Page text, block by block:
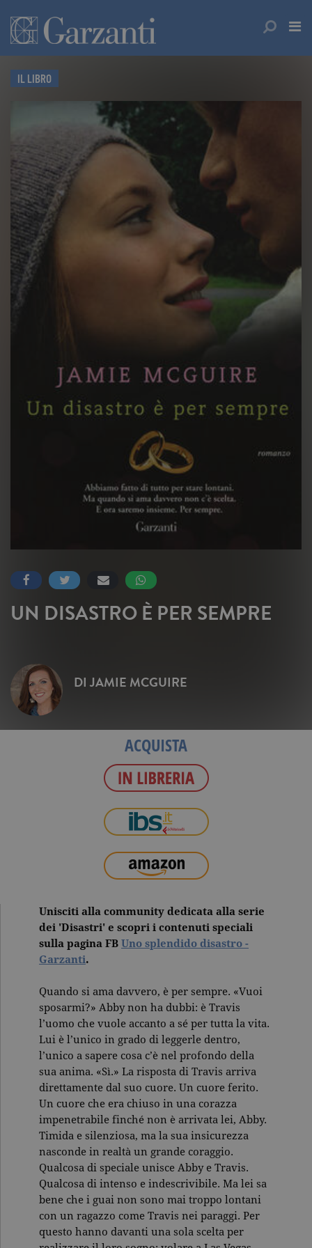
IL LIBRO
UN DISASTRO È PER SEMPRE
DI JAMIE MCGUIRE
ACQUISTA
Unisciti alla community dedicata alla serie
dei 'Disastri' e scopri i contenuti speciali
sulla pagina FB Uno splendido disastro -
Garzanti.
Quando si ama davvero, è per sempre. «Vuoi
sposarmi?» Abby non ha dubbi: è Travis
l’uomo che vuole accanto a sé per tutta la vita.
Lui è l’unico in grado di leggerle dentro,
l’unico a sapere cosa c’è nel profondo della
sua anima. «Sì.» La risposta di Travis arriva
direttamente dal suo cuore. Un cuore ferito.
Un cuore che era chiuso in una corazza
impenetrabile finché non è arrivata lei, Abby.
Timida e silenziosa, ma la sua insicurezza
nasconde in realtà un grande coraggio.
Qualcosa di speciale unisce Abby e Travis.
Qualcosa di intenso e indescrivibile. Ma lei sa
bene che i guai non sono mai troppo lontani
con un ragazzo come Travis nei paraggi. Per
questo hanno davanti una sola scelta per